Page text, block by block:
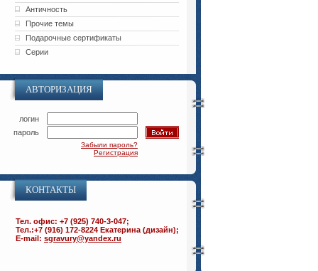
Античность
Прочие темы
Подарочные сертификаты
Серии
АВТОРИЗАЦИЯ
логин
пароль
Забыли пароль?
Регистрация
КОНТАКТЫ
Тел. офис: +7 (925) 740-3-047;
Тел.:+7 (916) 172-8224 Екатерина (дизайн);
E-mail: sgravury@yandex.ru